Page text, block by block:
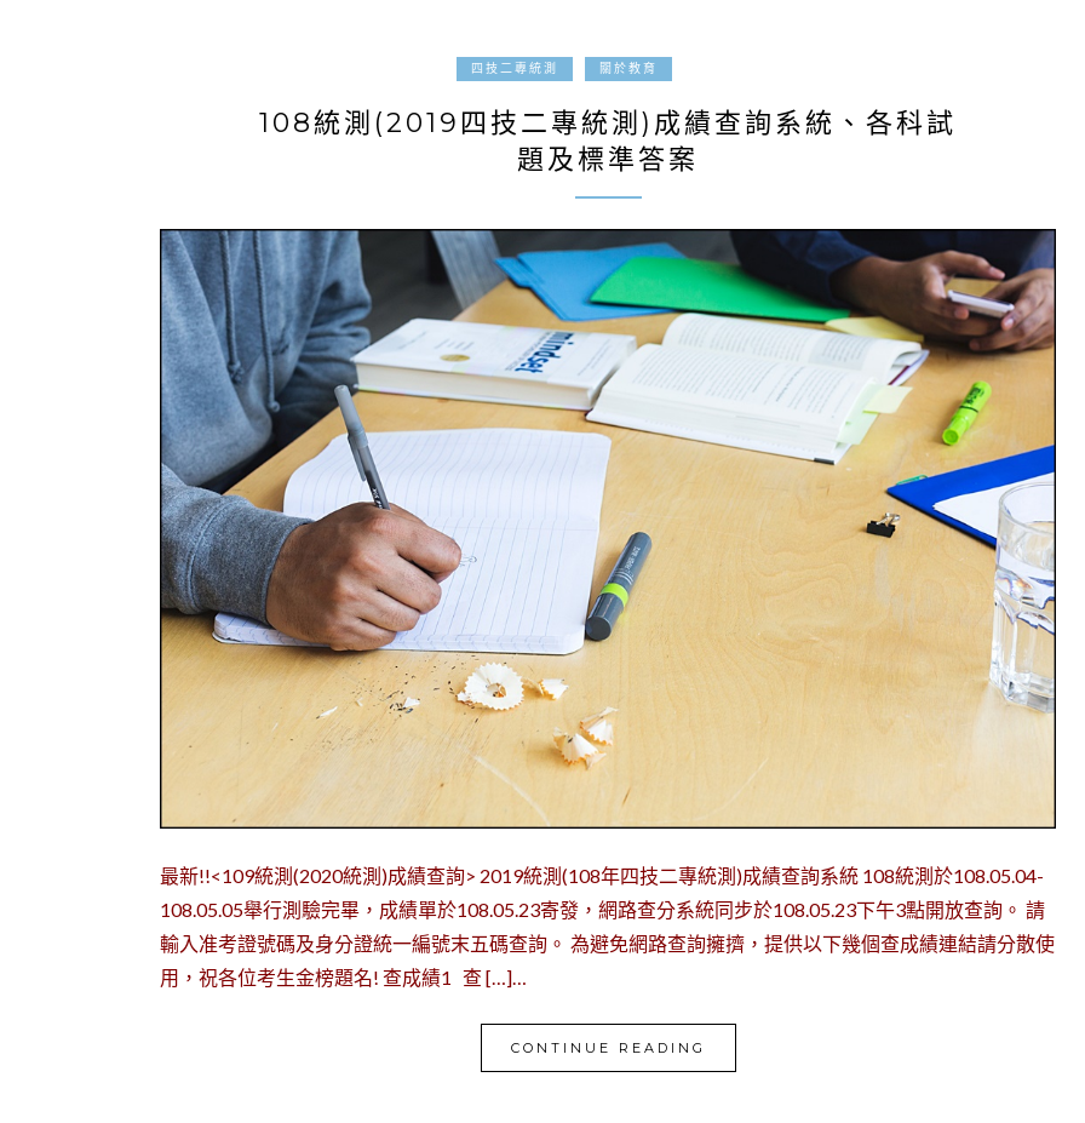
四技二專統測 關於教育
108統測(2019四技二專統測)成績查詢系統、各科試
題及標準答案
最新!!<109統測(2020統測)成績查詢> 2019統測(108年四技二專統測)成績查詢系統 108統測於108.05.04-
108.05.05舉行測驗完畢，成績單於108.05.23寄發，網路查分系統同步於108.05.23下午3點開放查詢。 請
輸入准考證號碼及身分證統一編號末五碼查詢。 為避免網路查詢擁擠，提供以下幾個查成績連結請分散使
用，祝各位考生金榜題名! 查成績1 查 […]…
CONTINUE READING